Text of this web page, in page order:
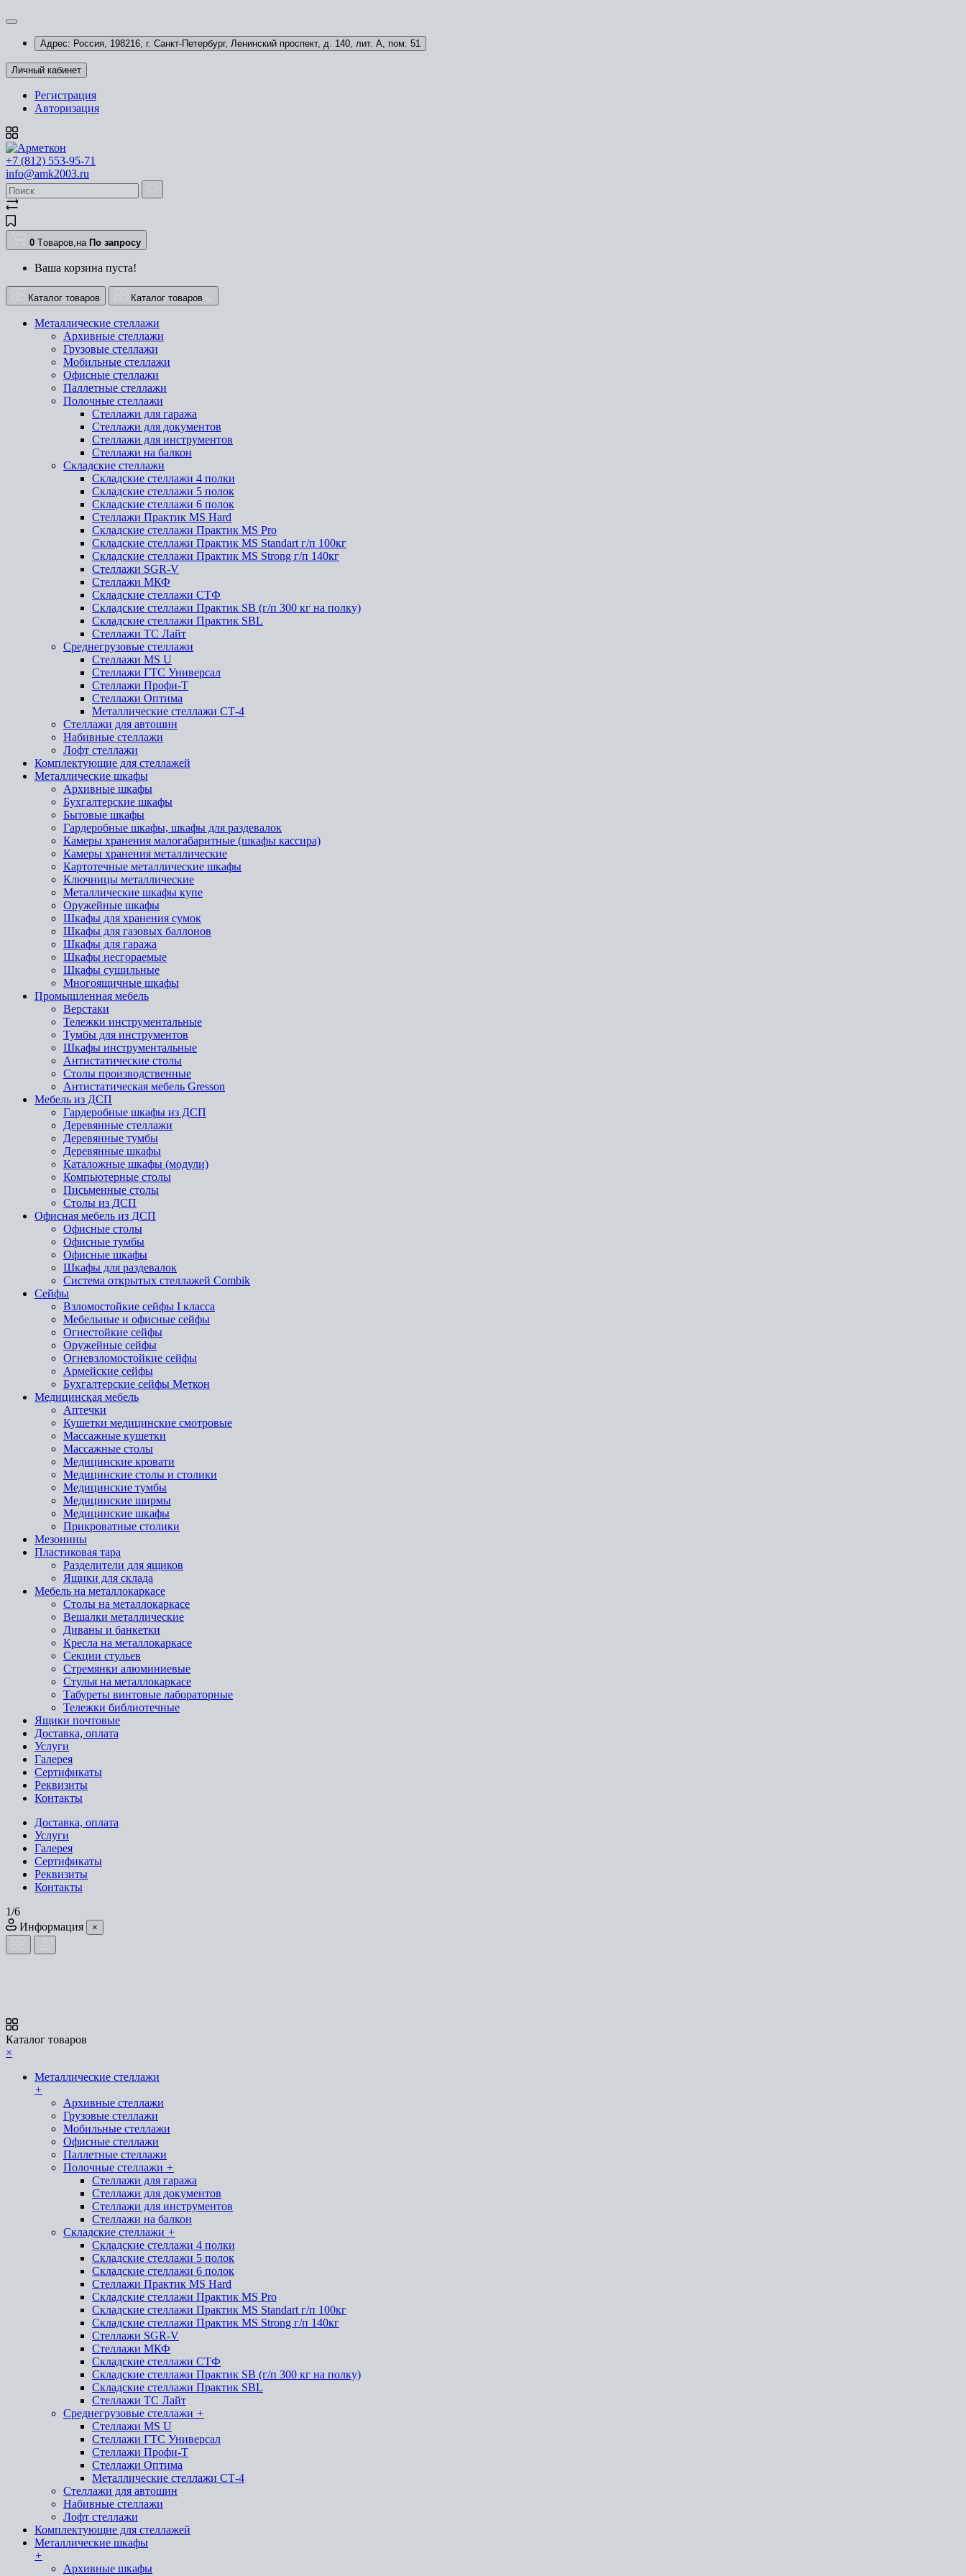
Адрес: Россия, 198216, г. Санкт-Петербург, Ленинский проспект, д. 140, лит. А, пом. 51
Личный кабинет
Регистрация
Авторизация
+7 (812) 553-95-71
info@amk2003.ru
0 Tоваров,на По запросу
Ваша корзина пуста!
Каталог товаров Каталог товаров
Металлические стеллажи
Архивные стеллажи
Грузовые стеллажи
Мобильные стеллажи
Офисные стеллажи
Паллетные стеллажи
Полочные стеллажи
Стеллажи для гаража
Стеллажи для документов
Стеллажи для инструментов
Стеллажи на балкон
Складские стеллажи
Складские стеллажи 4 полки
Складские стеллажи 5 полок
Складские стеллажи 6 полок
Стеллажи Практик MS Hard
Складские стеллажи Практик MS Pro
Складские стеллажи Практик MS Standart г/п 100кг
Складские стеллажи Практик MS Strong г/п 140кг
Стеллажи SGR-V
Стеллажи МКФ
Складские стеллажи СТФ
Складские стеллажи Практик SB (г/п 300 кг на полку)
Складские стеллажи Практик SBL
Стеллажи ТС Лайт
Среднегрузовые стеллажи
Стеллажи MS U
Стеллажи ГТС Универсал
Стеллажи Профи-Т
Стеллажи Оптима
Металлические стеллажи СТ-4
Стеллажи для автошин
Набивные стеллажи
Лофт стеллажи
Комплектующие для стеллажей
Металлические шкафы
Архивные шкафы
Бухгалтерские шкафы
Бытовые шкафы
Гардеробные шкафы, шкафы для раздевалок
Камеры хранения малогабаритные (шкафы кассира)
Камеры хранения металлические
Картотечные металлические шкафы
Ключницы металлические
Металлические шкафы купе
Оружейные шкафы
Шкафы для хранения сумок
Шкафы для газовых баллонов
Шкафы для гаража
Шкафы несгораемые
Шкафы сушильные
Многоящичные шкафы
Промышленная мебель
Верстаки
Тележки инструментальные
Тумбы для инструментов
Шкафы инструментальные
Антистатические столы
Столы производственные
Антистатическая мебель Gresson
Мебель из ДСП
Гардеробные шкафы из ДСП
Деревянные стеллажи
Деревянные тумбы
Деревянные шкафы
Каталожные шкафы (модули)
Компьютерные столы
Письменные столы
Столы из ДСП
Офисная мебель из ДСП
Офисные столы
Офисные тумбы
Офисные шкафы
Шкафы для раздевалок
Система открытых стеллажей Combik
Сейфы
Взломостойкие сейфы I класса
Мебельные и офисные сейфы
Огнестойкие сейфы
Оружейные сейфы
Огневзломостойкие сейфы
Армейские сейфы
Бухгалтерские сейфы Меткон
Медицинская мебель
Аптечки
Кушетки медицинские смотровые
Массажные кушетки
Массажные столы
Медицинские кровати
Медицинские столы и столики
Медицинские тумбы
Медицинские ширмы
Медицинские шкафы
Прикроватные столики
Мезонины
Пластиковая тара
Разделители для ящиков
Ящики для склада
Мебель на металлокаркасе
Cтолы на металлокаркасе
Вешалки металлические
Диваны и банкетки
Кресла на металлокаркасе
Секции стульев
Стремянки алюминиевые
Стулья на металлокаркасе
Табуреты винтовые лабораторные
Тележки библиотечные
Ящики почтовые
Доставка, оплата
Услуги
Галерея
Сертификаты
Реквизиты
Контакты
Доставка, оплата
Услуги
Галерея
Сертификаты
Реквизиты
Контакты
1/6
Информация
×
Каталог товаров
×
Металлические стеллажи
+
Архивные стеллажи
Грузовые стеллажи
Мобильные стеллажи
Офисные стеллажи
Паллетные стеллажи
Полочные стеллажи +
Стеллажи для гаража
Стеллажи для документов
Стеллажи для инструментов
Стеллажи на балкон
Складские стеллажи +
Складские стеллажи 4 полки
Складские стеллажи 5 полок
Складские стеллажи 6 полок
Стеллажи Практик MS Hard
Складские стеллажи Практик MS Pro
Складские стеллажи Практик MS Standart г/п 100кг
Складские стеллажи Практик MS Strong г/п 140кг
Стеллажи SGR-V
Стеллажи МКФ
Складские стеллажи СТФ
Складские стеллажи Практик SB (г/п 300 кг на полку)
Складские стеллажи Практик SBL
Стеллажи ТС Лайт
Среднегрузовые стеллажи +
Стеллажи MS U
Стеллажи ГТС Универсал
Стеллажи Профи-Т
Стеллажи Оптима
Металлические стеллажи СТ-4
Стеллажи для автошин
Набивные стеллажи
Лофт стеллажи
Комплектующие для стеллажей
Металлические шкафы
+
Архивные шкафы